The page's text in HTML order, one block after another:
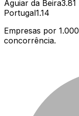
Aguiar da Beira3.81
Portugal1.14
Empresas por
concorrência.